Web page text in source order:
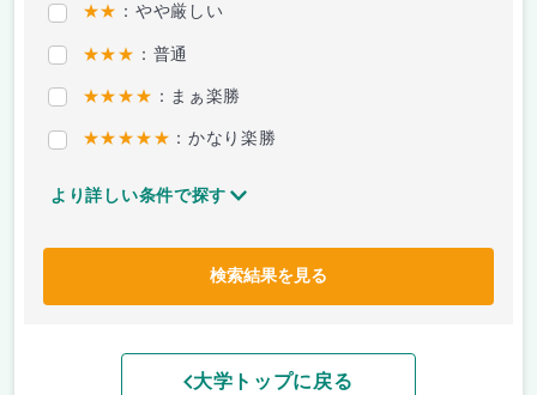
★★ ：やや厳しい
★★★ ：普通
★★★★ ：まぁ楽勝
★★★★★ ：かなり楽勝
より詳しい条件で探す
検索結果を見る
大学トップに戻る